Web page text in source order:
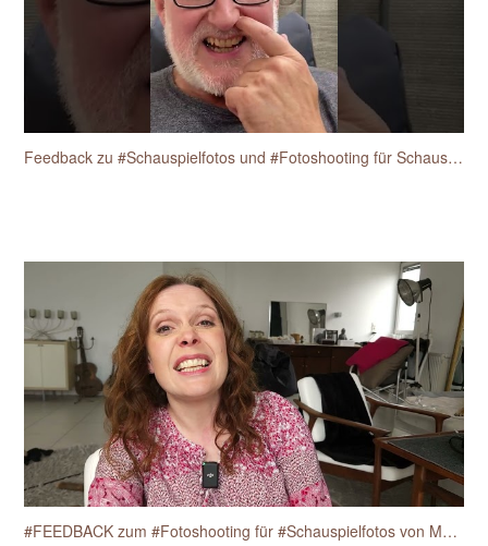
Feedback zu #Schauspielfotos und #Fotoshooting für Schauspieler vom Schauspieler Heiko Fischer
#FEEDBACK zum #Fotoshooting für #Schauspielfotos von Martine Anne Breisch am 17.4.2025.